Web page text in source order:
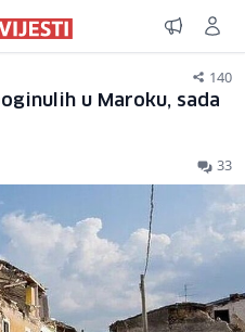
140
u Maroku, sada
33